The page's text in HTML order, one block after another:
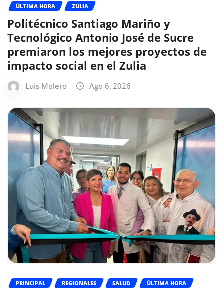
ÚLTIMA HORA
ZULIA
Politécnico Santiago Mariño y
Tecnológico Antonio José de Sucre
premiaron los mejores proyectos de
impacto social en el Zulia
Luis Molero Ago 6, 2026
PRINCIPAL REGIONALES SALUD
ÚLTIMA HORA